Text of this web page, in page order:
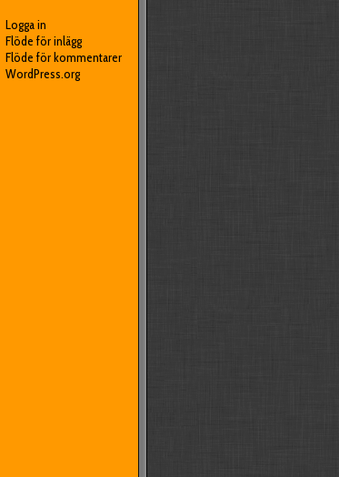
Logga in
Flöde för inlägg
Flöde för kommentarer
WordPress.org